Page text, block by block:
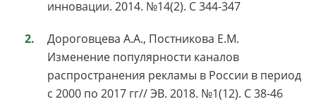
инновации. 2014. №14(2). С 344-347
Дороговцева А.А., Постникова Е.М.
Изменение популярности каналов
распространения рекламы в России в период
с 2000 по 2017 гг// ЭВ. 2018. №1(12). С 38-46